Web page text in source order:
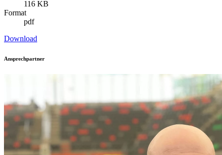
116 KB
Format
pdf
Download
Ansprechpartner